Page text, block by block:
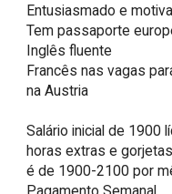
Entusiasmado e
Tem passaporte
Inglês fluente
Francês nas vagas
na Austria
Salário inicial de 1900
horas extras e
é de 1900-2100 por
Pagamento Semanal